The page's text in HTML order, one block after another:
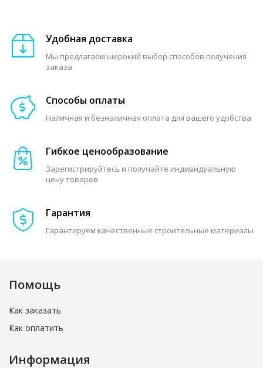
Удобная доставка
Мы предлагаем широкий выбор способов получения
заказа
Способы оплаты
Наличная и безналичная оплата для вашего удобства
Гибкое ценообразование
Зарегистрируйтесь и получайте индивидуальную
цену товаров
Гарантия
Гарантируем качественные строительные материалы
Помощь
Как заказать
Как оплатить
Информация